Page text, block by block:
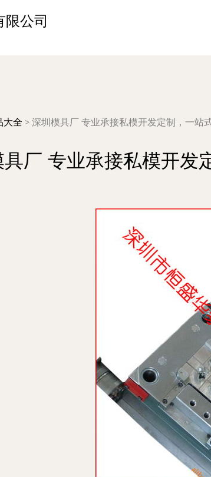
限公司
大全 > 深圳模具厂 专业承接私模开发定制，一站
厂 专业承接私模开发